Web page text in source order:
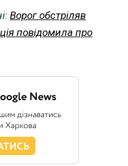
Ворог обстріляв
повідомила про